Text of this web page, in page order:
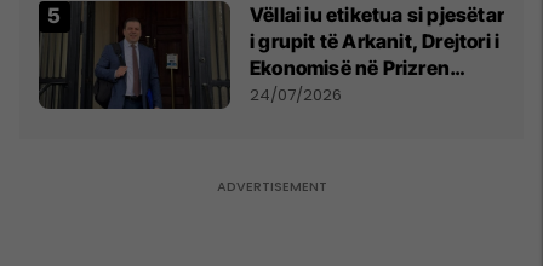
Vëllai iu etiketua si pjesëtar
i grupit të Arkanit, Drejtori i
Ekonomisë në Prizren
mohon pretendimet
24/07/2026